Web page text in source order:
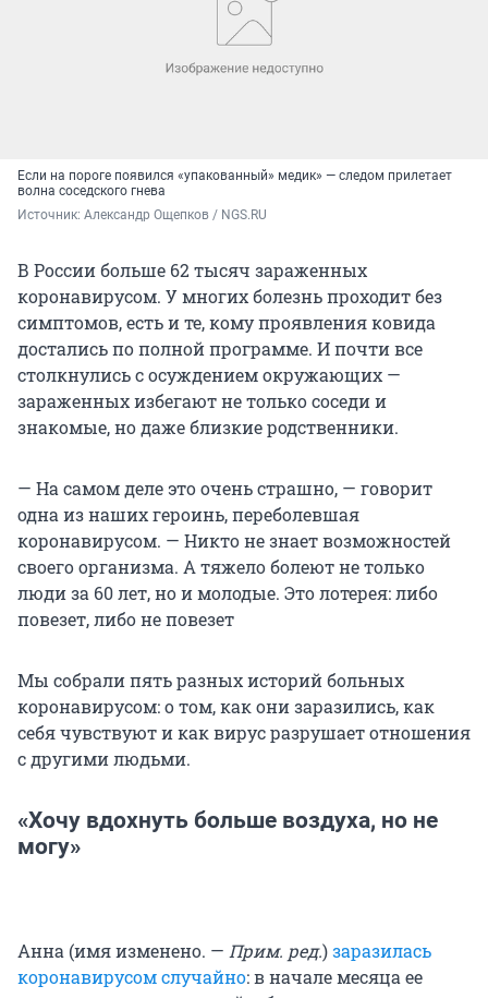
Если на пороге появился «упакованный» медик» — следом прилетает
волна соседского гнева
Источник: Александр Ощепков / NGS.RU
В России больше 62 тысяч зараженных
коронавирусом. У многих болезнь проходит без
симптомов, есть и те, кому проявления ковида
достались по полной программе. И почти все
столкнулись с осуждением окружающих —
зараженных избегают не только соседи и
знакомые, но даже близкие родственники.
— На самом деле это очень страшно, — говорит
одна из наших героинь, переболевшая
коронавирусом. — Никто не знает возможностей
своего организма. А тяжело болеют не только
люди за 60 лет, но и молодые. Это лотерея: либо
повезет, либо не повезет
Мы собрали пять разных историй больных
коронавирусом: о том, как они заразились, как
себя чувствуют и как вирус разрушает отношения
с другими людьми.
«Хочу вдохнуть больше воздуха, но не
могу»
Анна (имя изменено. — Прим. ред.)заразилась
коронавирусом случайно: в начале месяца ее